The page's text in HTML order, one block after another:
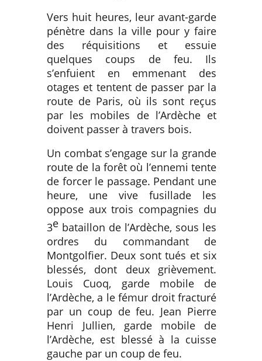
Vers huit heures, leur avant-garde
pénètre dans la ville pour y faire
des réquisitions et essuie
quelques coups de feu. Ils
s’enfuient en emmenant des
otages et tentent de passer par la
route de Paris, où ils sont reçus
par les mobiles de l’Ardèche et
doivent passer à travers bois.
Un combat s’engage sur la grande
route de la forêt où l’ennemi tente
de forcer le passage. Pendant une
heure, une vive fusillade les
oppose aux trois compagnies du
3e bataillon de l’Ardèche, sous les
ordres du commandant de
Montgolfier. Deux sont tués et six
blessés, dont deux grièvement.
Louis Cuoq, garde mobile de
l’Ardèche, a le fémur droit fracturé
par un coup de feu. Jean Pierre
Henri Jullien, garde mobile de
l’Ardèche, est blessé à la cuisse
gauche par un coup de feu.